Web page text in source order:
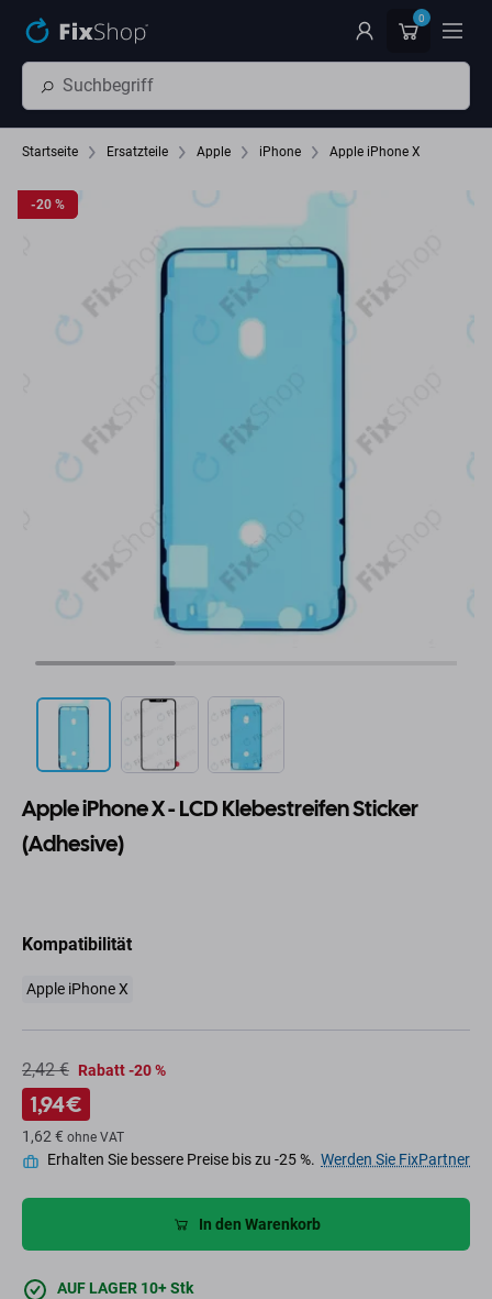
0
Startseite Ersatzteile Apple iPhone Apple iPhone X
-20 %
-20 %
Apple iPhone X - LCD Klebestreifen Sticker
(Adhesive)
Kompatibilität
Apple iPhone X
2,42 € Rabatt -20 %
1,94 €
1,62 € ohne VAT
Erhalten Sie bessere Preise bis zu -25 %. Werden Sie FixPartner
In den Warenkorb
AUF LAGER 10+ Stk